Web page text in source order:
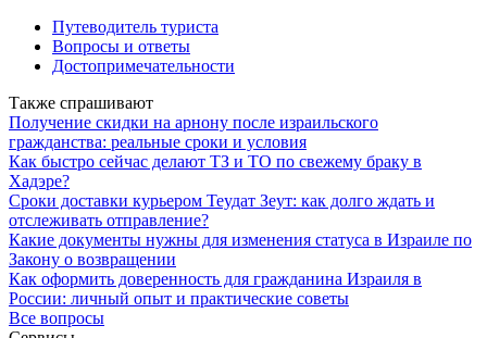
Путеводитель туриста
Вопросы и ответы
Достопримечательности
Также спрашивают
Получение скидки на арнону после израильского
гражданства: реальные сроки и условия
Как быстро сейчас делают ТЗ и ТО по свежему браку в
Хадэре?
Сроки доставки курьером Теудат Зеут: как долго ждать и
отслеживать отправление?
Какие документы нужны для изменения статуса в Израиле по
Закону о возвращении
Как оформить доверенность для гражданина Израиля в
России: личный опыт и практические советы
Все вопросы